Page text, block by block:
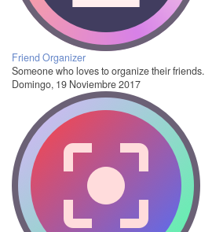
Friend Organizer
Someone who loves to organize their friends.
Domingo, 19 Noviembre 2017